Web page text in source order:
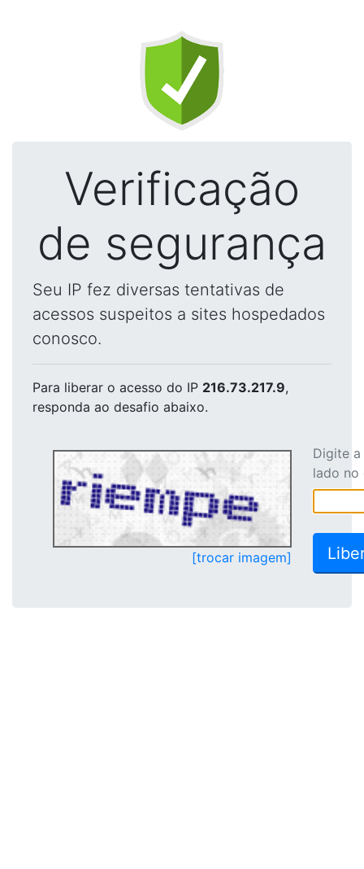
Verificação
de segurança
Seu IP fez diversas tentativas de
acessos suspeitos a sites hospedados
conosco.
Para liberar o acesso do IP 216.73.217.9,
responda ao desafio abaixo.
[trocar imagem]
Digite
lado no